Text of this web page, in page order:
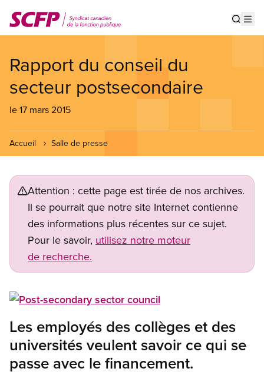
au
contenu
Rapport du conseil du
secteur postsecondaire
le 17 mars 2015
Accueil Salle de presse
Attention : cette page est tirée de nos archives.
Il se pourrait que notre site Internet contienne
des informations plus récentes sur ce sujet.
Pour le savoir, utilisez notre moteur
de recherche.
Les employés des collèges et des
universités veulent savoir ce qui se
passe avec le financement.